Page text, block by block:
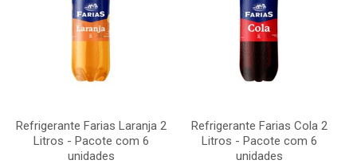
Refrigerante Farias Laranja 2
Litros - Pacote com 6
unidades
Refrigerante Farias Cola 2
Litros - Pacote com 6
unidades